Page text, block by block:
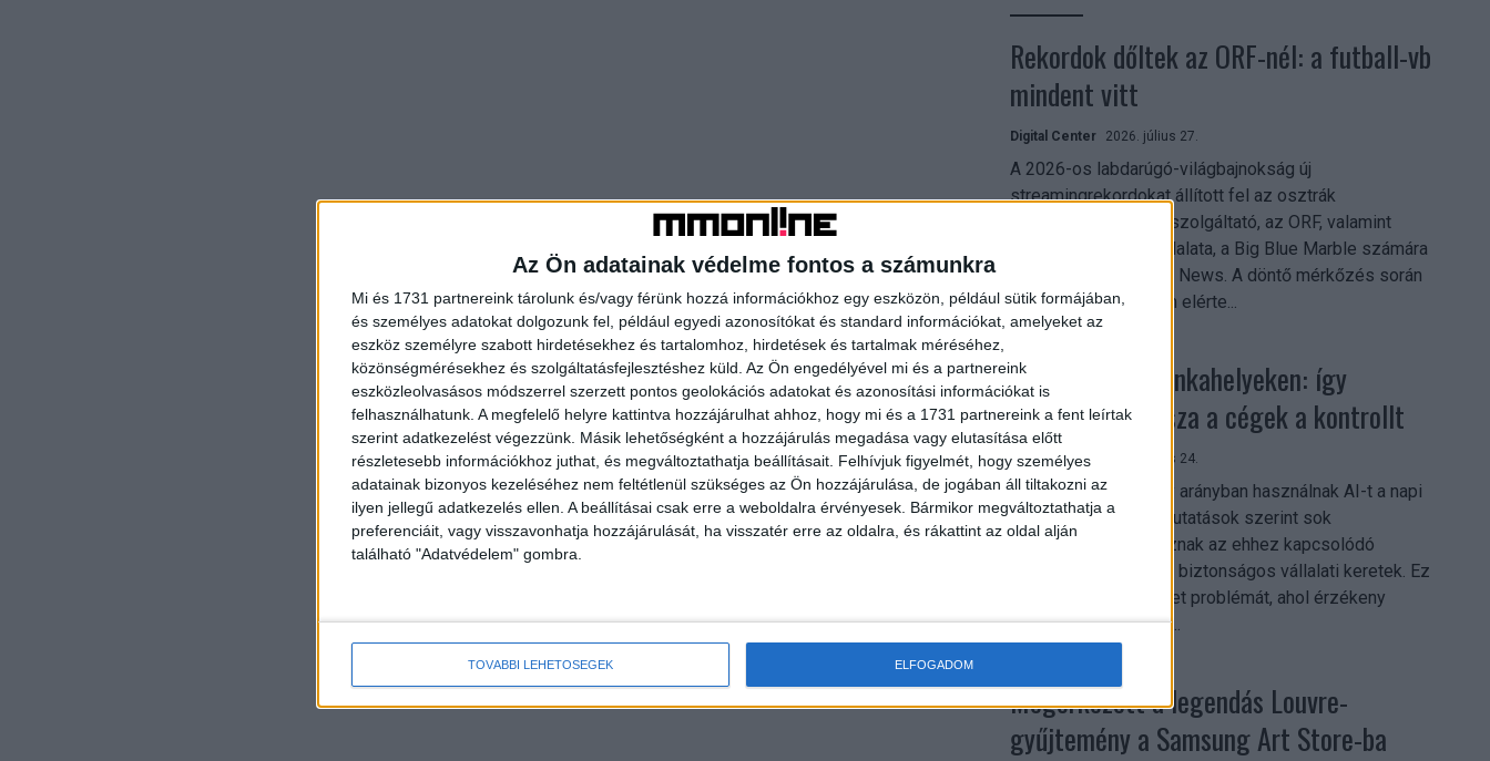
Az Ön adatainak védelme fontos a számunkra
Mi és 1731 partnereink tárolunk és/vagy férünk hozzá információkhoz egy eszközön, például sütik formájában,
és személyes adatokat dolgozunk fel, például egyedi azonosítókat és standard információkat, amelyeket az
eszköz személyre szabott hirdetésekhez és tartalomhoz, hirdetések és tartalmak méréséhez,
közönségmérésekhez és szolgáltatásfejlesztéshez küld. Az Ön engedélyével mi és a partnereink
eszközleolvasásos módszerrel szerzett pontos geolokációs adatokat és azonosítási információkat is
felhasználhatunk. A megfelelő helyre kattintva hozzájárulhat ahhoz, hogy mi és a 1731 partnereink a fent leírtak
szerint adatkezelést végezzünk. Másik lehetőségként a hozzájárulás megadása vagy elutasítása előtt
részletesebb információkhoz juthat, és megváltoztathatja beállításait. Felhívjuk figyelmét, hogy személyes
adatainak bizonyos kezeléséhez nem feltétlenül szükséges az Ön hozzájárulása, de jogában áll tiltakozni az
ilyen jellegű adatkezelés ellen. A beállításai csak erre a weboldalra érvényesek. Bármikor megváltoztathatja a
preferenciáit, vagy visszavonhatja hozzájárulását, ha visszatér erre az oldalra, és rákattint az oldal alján
található "Adatvédelem" gombra.
TOVÁBBI LEHETŐSÉGEK ELFOGADOM
Rekordok dőltek az ORF-nél: a futball-vb
mindent vitt
Digital Center 2026. július 27.
A 2026-os labdarúgó-világbajnokság új
streamingrekordokat állított fel az osztrák
közszolgálati műsorszolgáltató, az ORF, valamint
technológiai leányvállalata, a Big Blue Marble számára
– írja a Broadband TV News. A döntő mérkőzés során
az átlagos nézőszám elérte...
Shadow AI a munkahelyeken: így
szerezhetik vissza a cégek a kontrollt
Digital Center 2026. július 24.
A munkavállalók nagy arányban használnak AI-t a napi
munkában, ám friss kutatások szerint sok
szervezetnél hiányoznak az ehhez kapcsolódó
világos irányelvek és biztonságos vállalati keretek. Ez
különösen ott jelenthet problémát, ahol érzékeny
üzleti információkkal...
Megérkezett a legendás Louvre-
gyűjtemény a Samsung Art Store-ba